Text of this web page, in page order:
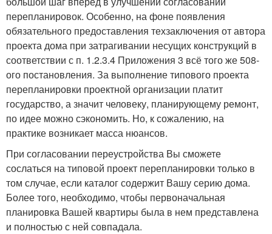
перепланировок. Особенно, на фоне появления
обязательного предоставления техзаключения от автора
проекта дома при затрагивании несущих конструкций в
соответствии с п. 1.2.3.4 Приложения 3 всё того же 508-
ого постановления. За выполнение типового проекта
перепланировки проектной организации платит
государство, а значит человеку, планирующему ремонт,
по идее можно сэкономить. Но, к сожалению, на
практике возникает масса нюансов.
При согласовании переустройства Вы сможете
сослаться на типовой проект перепланировки только в
том случае, если каталог содержит Вашу серию дома.
Более того, необходимо, чтобы первоначальная
планировка Вашей квартиры была в нем представлена
и полностью с ней совпадала.